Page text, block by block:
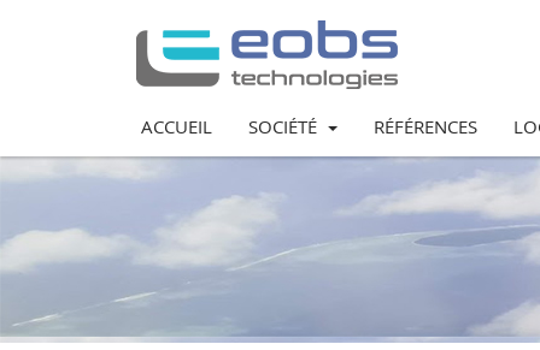
ACCUEIL SOCIÉTÉ RÉFÉRENCES